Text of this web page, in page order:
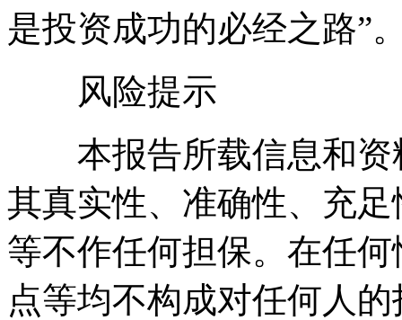
是投资成功的必经之路”
风险提示
本报告所载信息和资
其真实性、准确性、充
等不作任何担保。在任
点等均不构成对任何人